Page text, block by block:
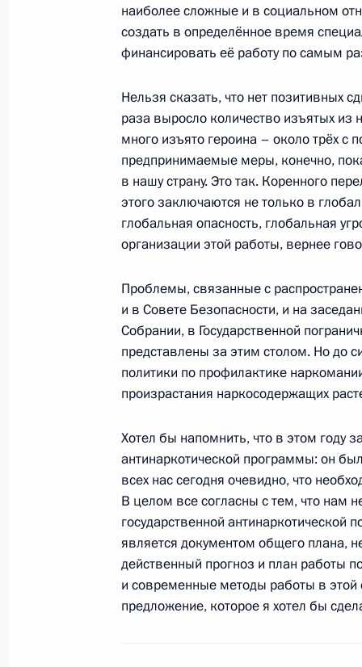
Вступительное слово на
9 сентября 2009 года, 15:30 Московская
8 сентября 2009 года, вторник
Вступительное слово на
по вопросу совершенствования
в области борьбы с
8 сентября 2009 года, 16:00 Москва,
Выступление на церемонии
чемпионам и призёрам
8 сентября 2009 года, 14:30 Москва,
Встреча с председателем
Алексеем Миллером
7 сентября 2009 года, 15:00 Москва, Кремль
Рабочая встреча с Министром
Нургалиевым
наиболее сложные и в социальном
создать в определённое время
финансировать её работу по самым
Нельзя сказать, что нет позитивных
раза выросло количество изъятых из
много изъято героина – около трёх с
предпринимаемые меры, конечно,
в нашу страну. Это так. Коренного
этого заключаются не только в
глобальная опасность, глобальная
организации этой работы, вернее
Проблемы, связанные с
и в Совете Безопасности, и на
Собрании, в Государственной
представлены за этим столом. Но до
политики по профилактике
произрастания наркосодержащих
Хотел бы напомнить, что в этом году
антинаркотической программы: он
всех нас сегодня очевидно, что
В целом все согласны с тем, что нам
государственной антинаркотической
является документом общего плана,
действенный прогноз и план работы
и современные методы работы в
предложение, которое я хотел бы